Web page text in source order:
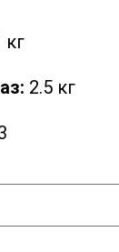
кг
2.5 кг